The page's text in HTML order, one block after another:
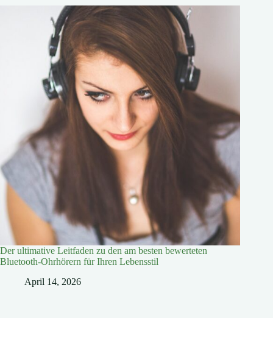
Der ultimative Leitfaden zu den am besten bewerteten
Bluetooth-Ohrhörern für Ihren Lebensstil
April 14, 2026